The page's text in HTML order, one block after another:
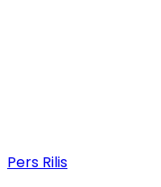
Pers Rilis